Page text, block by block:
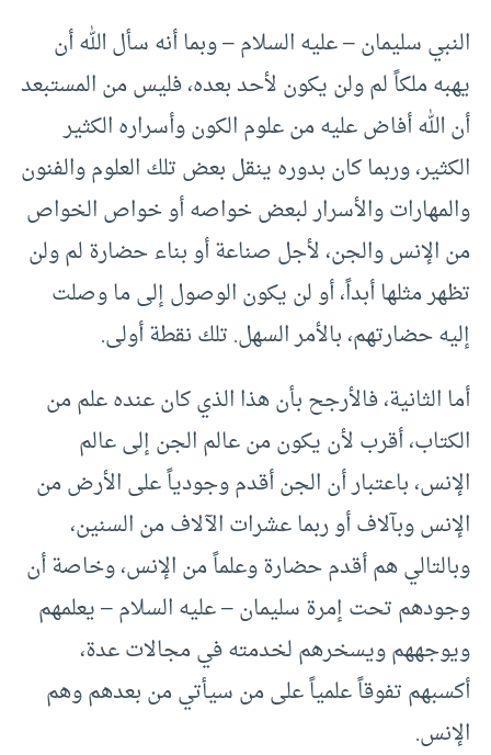
النبي سليمان – عليه السلام – وبما أنه سأل الله أن
يهبه ملكاً لم ولن يكون لأحد بعده، فليس من المستبعد
أن الله أفاض عليه من علوم الكون وأسراره الكثير
الكثير، وربما كان بدوره ينقل بعض تلك العلوم والفنون
والمهارات والأسرار لبعض خواصه أو خواص الخواص
من الإنس والجن، لأجل صناعة أو بناء حضارة لم ولن
تظهر مثلها أبداً، أو لن يكون الوصول إلى ما وصلت
إليه حضارتهم، بالأمر السهل. تلك نقطة أولى.
أما الثانية، فالأرجح بأن هذا الذي كان عنده علم من
الكتاب، أقرب لأن يكون من عالم الجن إلى عالم
الإنس، باعتبار أن الجن أقدم وجودياً على الأرض من
الإنس وبآلاف أو ربما عشرات الآلاف من السنين،
وبالتالي هم أقدم حضارة وعلماً من الإنس، وخاصة أن
وجودهم تحت إمرة سليمان – عليه السلام – يعلمهم
ويوجههم ويسخرهم لخدمته في مجالات عدة،
أكسبهم تفوقاً علمياً على من سيأتي من بعدهم وهم
الإنس.